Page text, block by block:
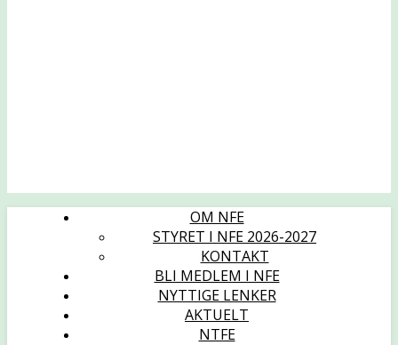
OM NFE
STYRET I NFE 2026-2027
KONTAKT
BLI MEDLEM I NFE
NYTTIGE LENKER
AKTUELT
NTFE